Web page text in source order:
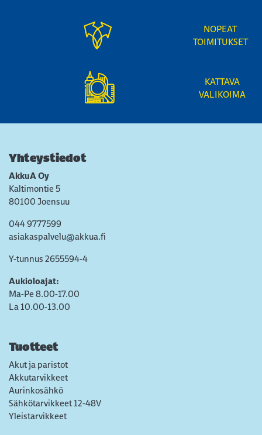
NOPEAT
TOIMITUKSET
KATTAVA
VALIKOIMA
Yhteystiedot
AkkuA Oy
Kaltimontie 5
80100 Joensuu
044 9777599
asiakaspalvelu@akkua.fi
Y-tunnus 2655594-4
Aukioloajat:
Ma-Pe 8.00-17.00
La 10.00-13.00
Tuotteet
Akut ja paristot
Akkutarvikkeet
Aurinkosähkö
Sähkötarvikkeet 12-48V
Yleistarvikkeet